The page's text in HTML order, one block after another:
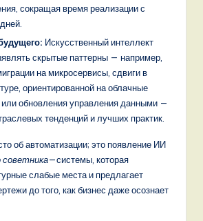
сокращая время реализации с
Искусственный интеллект
скрытые паттерны — например,
на микросервисы, сдвиги в
ориентированной на облачные
или обновления управления данными —
тенденций и лучших практик.
об автоматизации; это появление ИИ
советника—системы, которая
слабые места и предлагает
до того, как бизнес даже осознает